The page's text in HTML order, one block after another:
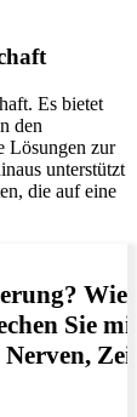
Es bietet
den
Lösungen zur
unterstützt
die auf eine
Wie
Sie
Nerven,